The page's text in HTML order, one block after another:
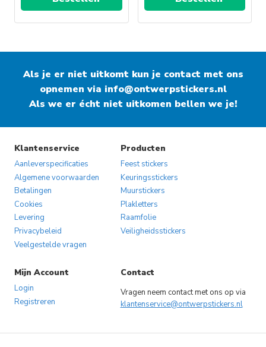
Als je er niet uitkomt kun je contact met ons
opnemen via info@ontwerpstickers.nl
Als we er écht niet uitkomen bellen we je!
Klantenservice
Aanleverspecificaties
Algemene voorwaarden
Betalingen
Cookies
Levering
Privacybeleid
Veelgestelde vragen
Producten
Feest stickers
Keuringsstickers
Muurstickers
Plakletters
Raamfolie
Veiligheidsstickers
Mijn Account
Login
Registreren
Contact
Vragen neem contact met ons op via
klantenservice@ontwerpstickers.nl